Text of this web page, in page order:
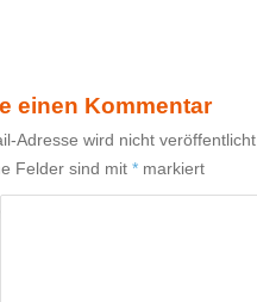
einen Kommentar
Adresse wird nicht veröffentlicht.
Felder sind mit * markiert